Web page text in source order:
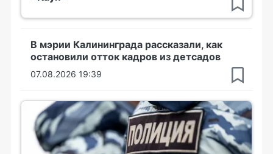
В мэрии Калининграда рассказали, как
остановили отток кадров из детсадов
07.08.2026 19:39